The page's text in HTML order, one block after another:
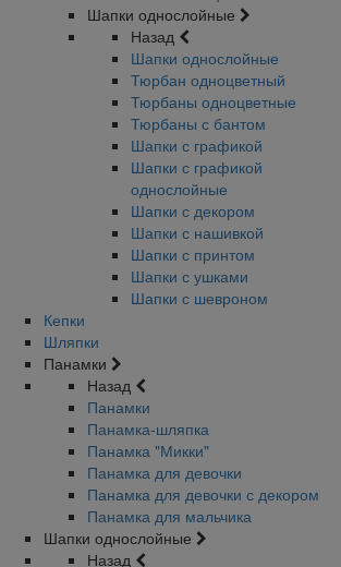
Шапки однослойные
Назад
Шапки однослойные
Тюрбан одноцветный
Тюрбаны одноцветные
Тюрбаны с бантом
Шапки с графикой
Шапки с графикой
однослойные
Шапки с декором
Шапки с нашивкой
Шапки с принтом
Шапки с ушками
Шапки с шевроном
Кепки
Шляпки
Панамки
Назад
Панамки
Панамка-шляпка
Панамка "Микки"
Панамка для девочки
Панамка для девочки с декором
Панамка для мальчика
Шапки однослойные
Назад